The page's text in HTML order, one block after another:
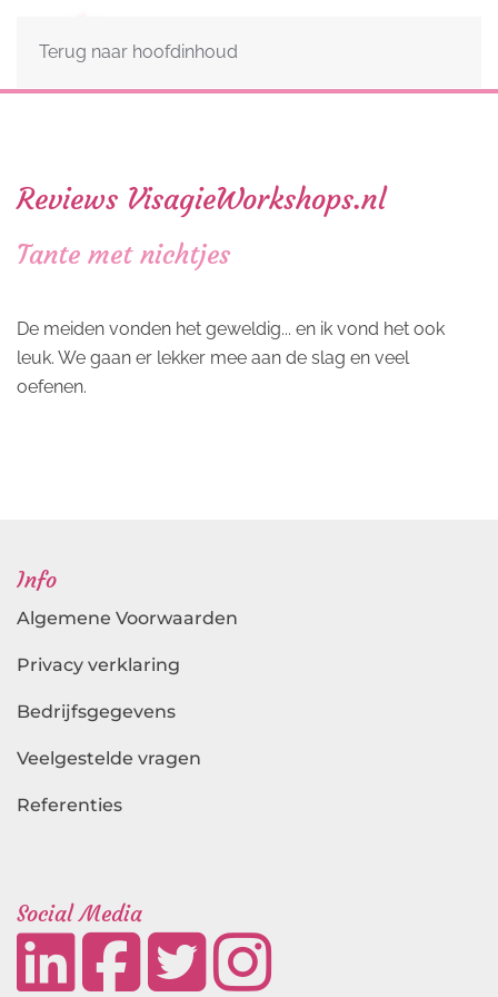
Terug naar hoofdinhoud
Reviews VisagieWorkshops.nl
Tante met nichtjes
De meiden vonden het geweldig... en ik vond het ook
leuk. We gaan er lekker mee aan de slag en veel
oefenen.
Info
Algemene Voorwaarden
Privacy verklaring
Bedrijfsgegevens
Veelgestelde vragen
Referenties
Social Media